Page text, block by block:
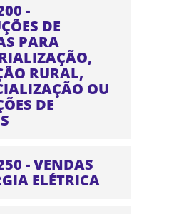
-
DE
PARA
RURAL,
OU
DE
- VENDAS
ELÉTRICA